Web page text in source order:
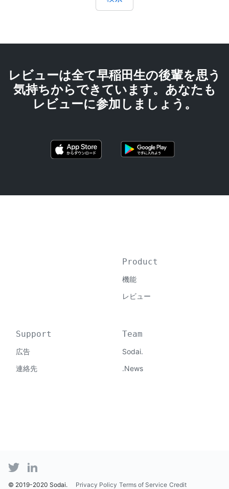
レビューは全て早稲田生の後輩を思う
気持ちからできています。あなたも
レビューに参加しましょう。
Product
機能
レビュー
Support
広告
連絡先
Team
Sodai.
.News
© 2019-2020 Sodai. Privacy Policy Terms of Service Credit